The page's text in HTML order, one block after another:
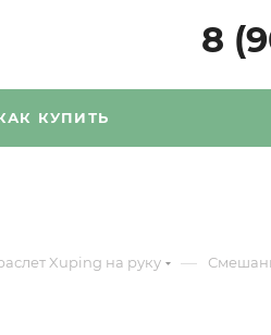
8
КУПИТЬ
Xuping на руку —